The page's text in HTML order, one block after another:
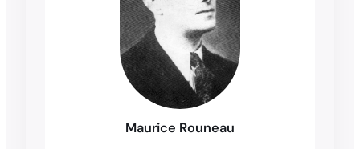
Maurice Rouneau